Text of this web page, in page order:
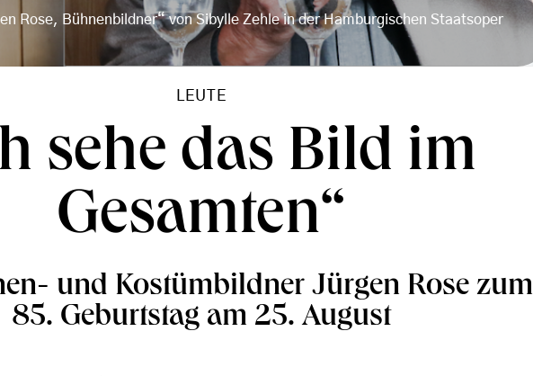
Rose, Bühnenbildner“ von Sibylle Zehle in der Hamburgischen Staatsoper
LEUTE
sehe das Bild im
Gesamten“
und Kostümbildner Jürgen Rose zum
85. Geburtstag am 25. August